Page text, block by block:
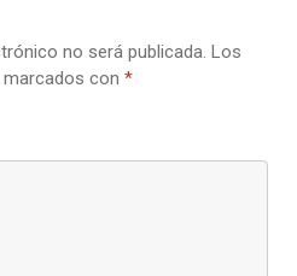
no será publicada. Los
con *